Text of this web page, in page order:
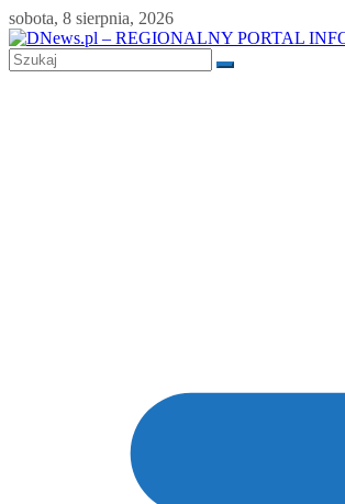
Skip
to
content
sobota, 8 sierpnia, 2026